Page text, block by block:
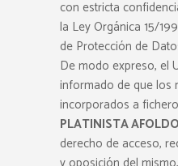
con estricta
la Ley Orgánica 15/
de Protección de
De modo expreso, el
informado de que los
incorporados a
PLATINISTA
derecho de acceso,